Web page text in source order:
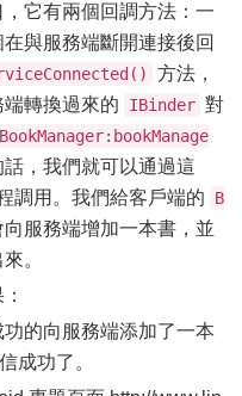
它有兩個回調方法：一
與服務端斷開連接後回
方法，
轉換過來的
IBinder 對
，我們就可以通過這
調用。我們給客戶端的
B
服務端增加一本書，並
。
的向服務端添加了一本
成功了。